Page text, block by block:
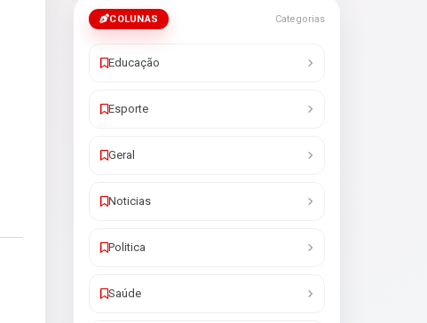
COLUNAS Categorias
Educação
Esporte
Geral
Noticias
Politica
Saúde